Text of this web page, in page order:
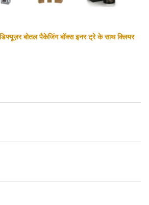
बोतल पैकेजिंग बॉक्स इनर ट्रे के साथ क्लियर